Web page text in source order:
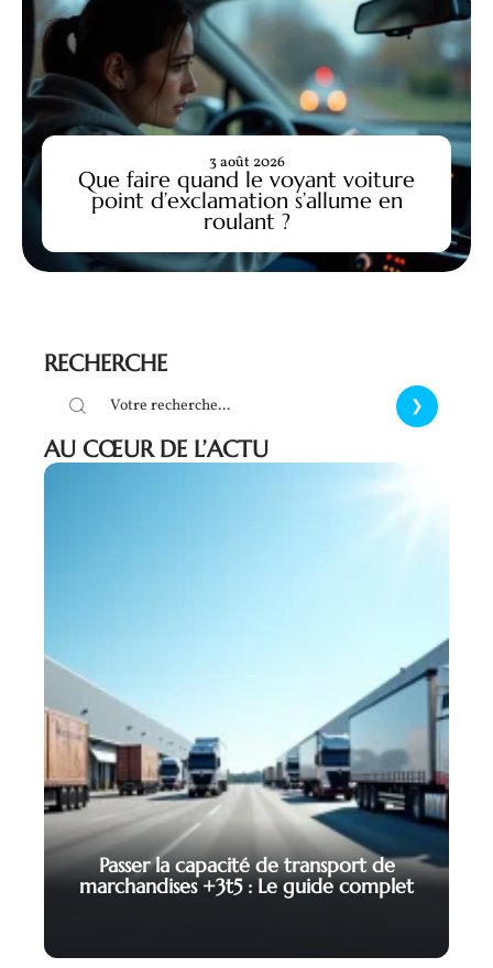
Que faire quand le voyant voiture
point d’exclamation s’allume en
roulant ?
3 août 2026
RECHERCHE
AU CŒUR DE L’ACTU
Passer la capacité de transport de
marchandises +3t5 : Le guide complet